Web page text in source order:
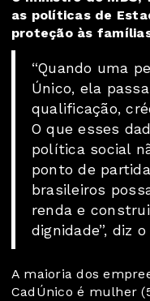
as políticas de
proteção às
“Quando uma
Único, ela
qualificação,
O que esses
política social
ponto de
brasileiros
renda e
dignidade”, diz
A maioria dos
CadÚnico é mulher